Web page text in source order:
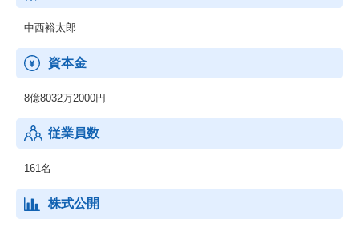
・その他関連商品の開発・販売: ボディケアアイテム、アパレル商
品など、健康に関連する様々な製品を展開
TENTIALは「ポテンシャルを最大限に引き出す」ことを理念に、
人々のウェルビーイング向上に貢献することを目指しています。
中西裕太郎
資本金
8億8032万2000円
従業員数
161名
株式公開